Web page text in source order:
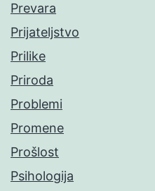
Prevara
Prijateljstvo
Prilike
Priroda
Problemi
Promene
Prošlost
Psihologija